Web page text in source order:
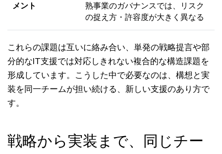
メント
熟事業のガバナンスでは、リスク
の捉え方・許容度が大きく異なる
これらの課題は互いに絡み合い、単発の戦略提言や部
分的なIT支援では対応しきれない複合的な構造課題を
形成しています。こうした中で必要なのは、構想と実
装を同一チームが担い続ける、新しい支援のあり方で
す。
戦略から実装まで、同じチー